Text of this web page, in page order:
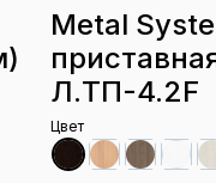
Metal
Л.ТП-4.2F
Цвет